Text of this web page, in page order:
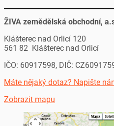
ŽIVA zemědělská obchodní,
Klášterec nad Orlicí 120
561 82 Klášterec nad Orlicí
IČO: 60917598, DIČ:
Máte nějaký dotaz? Napište
Zobrazit mapu